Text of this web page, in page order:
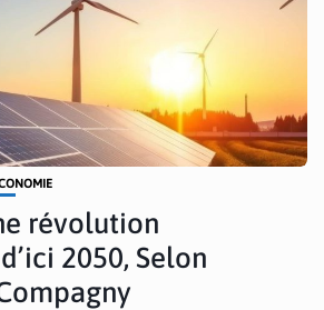
révolution
2050, Selon